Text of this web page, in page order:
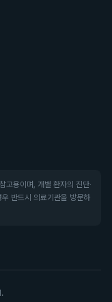
고용이며, 개별 환자의 진단·
반드시 의료기관을 방문하